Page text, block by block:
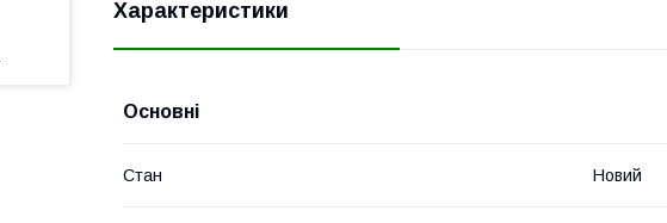
Характеристики
Основні
Стан Новий